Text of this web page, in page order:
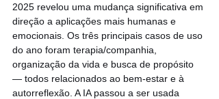
2025 revelou uma mudança significativa em
direção a aplicações mais humanas e
emocionais. Os três principais casos de uso
do ano foram terapia/companhia,
organização da vida e busca de propósito
— todos relacionados ao bem-estar e à
autorreflexão. A IA passou a ser usada